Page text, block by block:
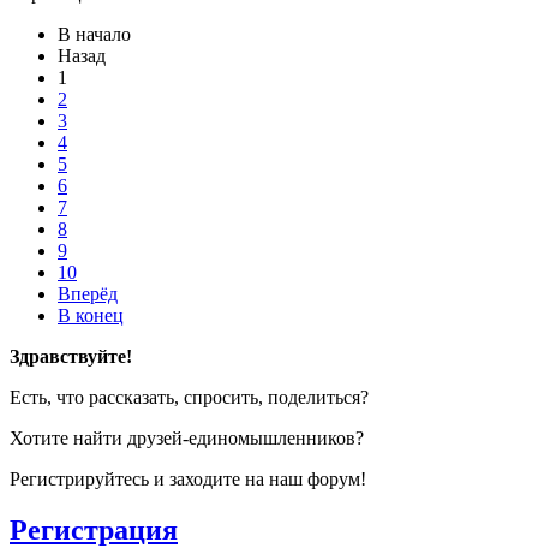
В начало
Назад
1
2
3
4
5
6
7
8
9
10
Вперёд
В конец
Здравствуйте!
Есть, что рассказать, спросить, поделиться?
Хотите найти друзей-единомышленников?
Регистрируйтесь и заходите на наш форум!
Регистрация